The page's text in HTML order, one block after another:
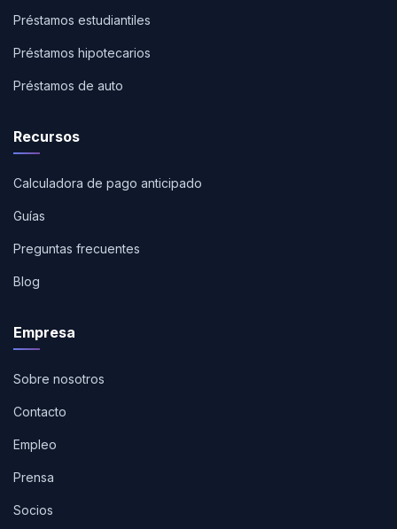
Préstamos estudiantiles
Préstamos hipotecarios
Préstamos de auto
Recursos
Calculadora de pago anticipado
Guías
Preguntas frecuentes
Blog
Empresa
Sobre nosotros
Contacto
Empleo
Prensa
Socios